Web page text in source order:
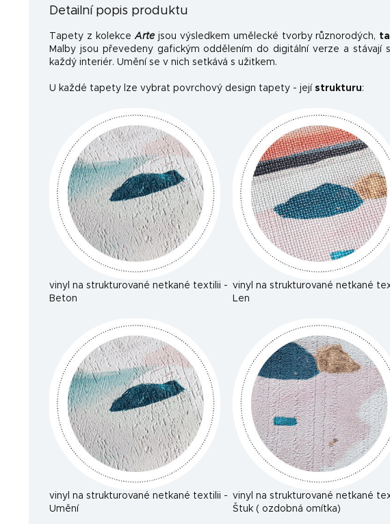
Detailní popis produktu
Tapety z kolekceArtejsou výsledkem umělecké tvorby různorodých,
Malby jsou převedeny gafickým oddělením do digitální verze a stávají
každý interiér. Umění se v nich setkává s užitkem.
U každé tapety lze vybrat povrchový design tapety - její strukturu:
vinyl na strukturované netkané textilii -
Beton
vinyl na strukturované netkané
Len
vinyl na strukturované netkané textilii -
Umění
vinyl na strukturované netkané
Štuk ( ozdobná omítka)